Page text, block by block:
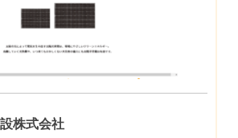
株式会社